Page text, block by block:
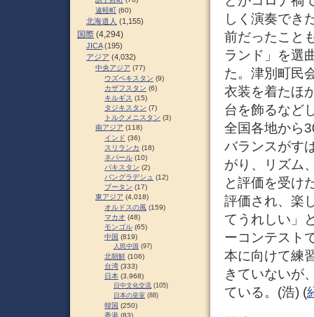
しく演奏でき
前だったこと
ランド」を選
た。津別町民
衣装を着たほ
台を飾るなど
全国各地から
バランスがす
がり、リズム
と評価を受け
評価され、楽
てうれしい」
ーコンテスト
本に向けて練
きていないが
ている。(浩) (
遠軽町 (60)
北海道人 (1,155)
国際 (4,294)
JICA(195)
アジア (4,032)
中央アジア (77)
ウズベキスタン (9)
カザフスタン (6)
キルギス (15)
タジキスタン (7)
トルクメニスタン (3)
南アジア (118)
インド (36)
スリランカ (18)
ネパール (10)
パキスタン (2)
バングラデシュ (12)
ブータン (17)
東アジア (4,018)
オルドスの風 (159)
マカオ (48)
モンゴル (65)
中国 (819)
人民中国 (97)
北朝鮮 (106)
台湾 (333)
日本 (3,968)
日中文化交流 (105)
日本の皇室 (88)
韓国 (250)
香港 (83)